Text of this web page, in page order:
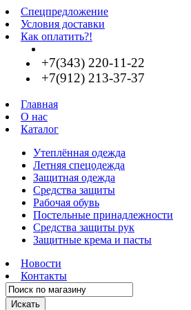
Спецпредложение
Условия доставки
Как оплатить?!
+7(343) 220-11-22
+7(912) 213-37-37
Главная
О нас
Каталог
Утеплённая одежда
Летняя спецодежда
Защитная одежда
Средства защиты
Рабочая обувь
Постельные принадлежности
Средства защиты рук
Защитные крема и пасты
Новости
Контакты